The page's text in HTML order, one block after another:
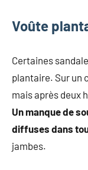
Voûte
Certaines
plantaire. Sur un
mais après deux
Un manque de
diffuses dans
jambes.